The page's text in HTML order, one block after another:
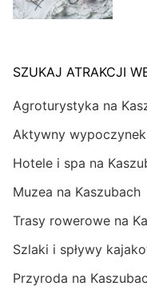
SZUKAJ ATRAKCJI
Agroturystyka na
Aktywny
Hotele i spa na
Muzea na Kaszubach
Trasy rowerowe na
Szlaki i spływy
Przyroda na